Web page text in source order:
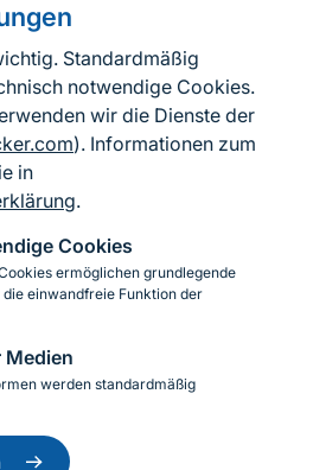
Standardmäßig
notwendige Cookies.
wir die Dienste der
). Informationen zum
in
.
Cookies
ermöglichen grundlegende
einwandfreie Funktion der
Medien
werden standardmäßig
Einwilligung
zurückziehen
Seite
zum BfN
zur Barrierefreiheit
Impressum
YouTubeLinkedIn
für Naturschutz